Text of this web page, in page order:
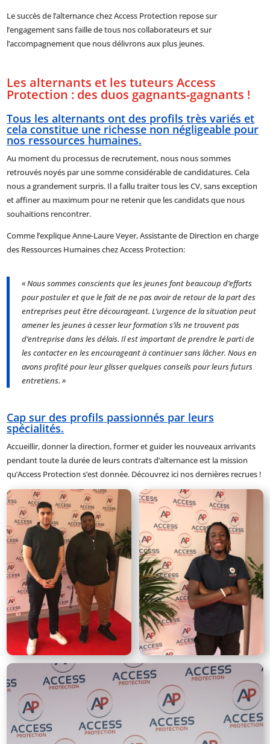
Le succès de l’alternance chez Access Protection repose sur
l’engagement sans faille de tous nos collaborateurs et sur
l’accompagnement que nous délivrons aux plus jeunes.
Les alternants et les tuteurs Access
Protection : des duos gagnants-gagnants !
Tous les alternants ont des profils très variés et
cela constitue une richesse non négligeable pour
nos ressources humaines.
Au moment du processus de recrutement, nous nous sommes
retrouvés noyés par une somme considérable de candidatures. Cela
nous a grandement surpris. Il a fallu traiter tous les CV, sans exception
et affiner au maximum pour ne retenir que les candidats que nous
souhaitions rencontrer.
Comme l’explique Anne-Laure Veyer, Assistante de Direction en charge
des Ressources Humaines chez Access Protection:
« Nous sommes conscients que les jeunes font beaucoup d’efforts
pour postuler et que le fait de ne pas avoir de retour de la part des
entreprises peut être décourageant. L’urgence de la situation peut
amener les jeunes à cesser leur formation s’ils ne trouvent pas
d’entreprise dans les délais. Il est important de prendre le parti de
les contacter en les encourageant à continuer sans lâcher. Nous en
avons profité pour leur glisser quelques conseils pour leurs futurs
entretiens. »
Cap sur des profils passionnés par leurs
spécialités.
Accueillir, donner la direction, former et guider les nouveaux arrivants
pendant toute la durée de leurs contrats d’alternance est la mission
qu’Access Protection s’est donnée. Découvrez ici nos dernières recrues !